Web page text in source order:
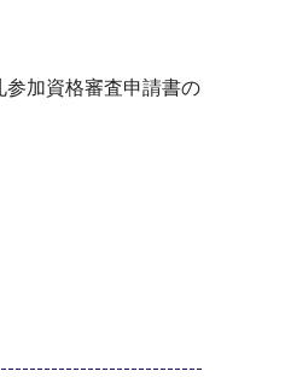
加資格審査申請書の